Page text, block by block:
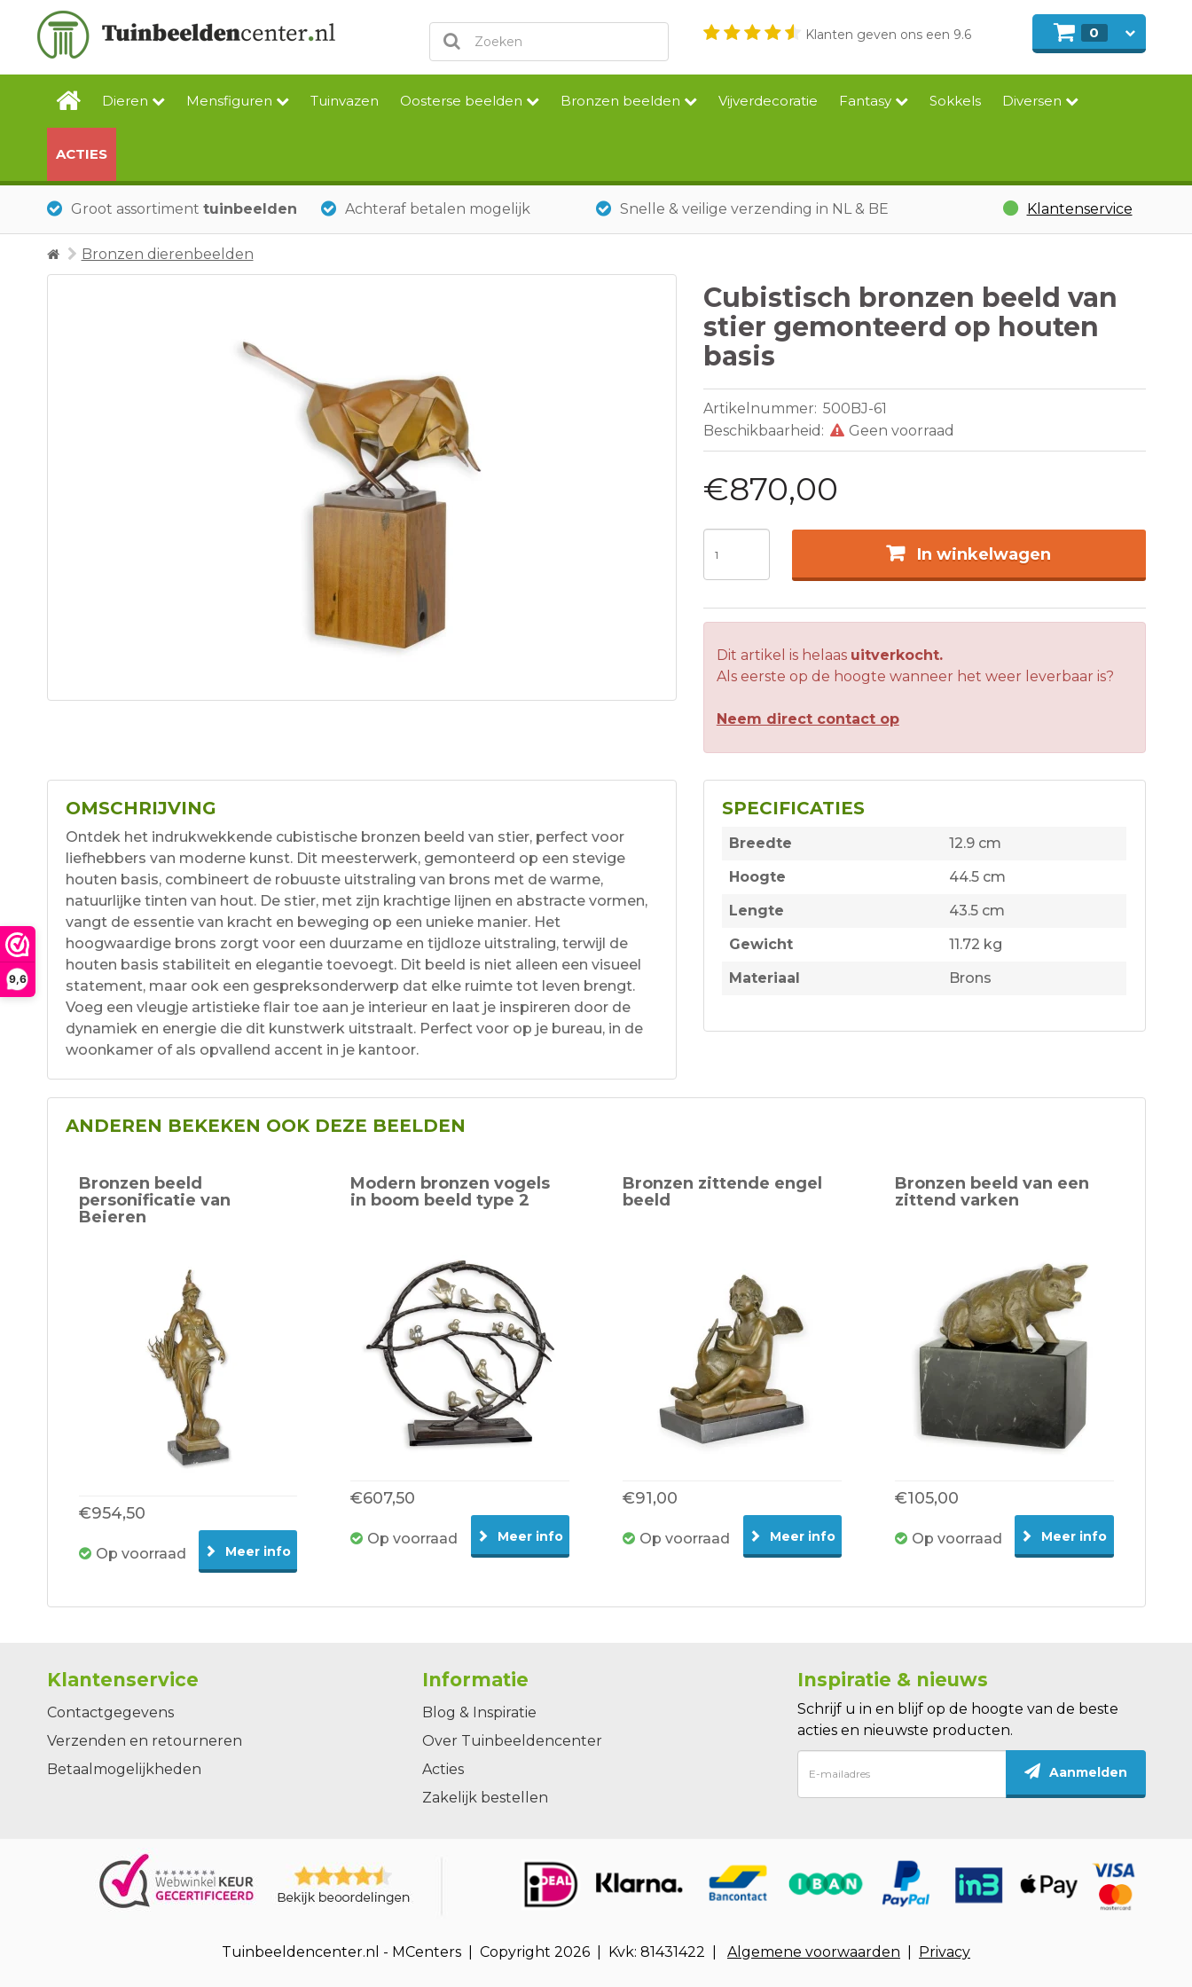
9,6
Klanten geven ons een 9.6 0
Dieren Mensfiguren Tuinvazen Oosterse beelden Bronzen beelden Vijverdecoratie Fantasy Sokkels Diversen
ACTIES
Groot assortiment tuinbeelden Achteraf betalen mogelijk Snelle & veilige verzending in NL & BE Klantenservice
Bronzen dierenbeelden
Cubistisch bronzen beeld van
stier gemonteerd op houten
basis
Artikelnummer: 500BJ-61
Beschikbaarheid:
Geen voorraad
€870,00
In winkelwagen
Dit artikel is helaas uitverkocht.
Als eerste op de hoogte wanneer het weer leverbaar is?
Neem direct contact op
OMSCHRIJVING
Ontdek het indrukwekkende cubistische bronzen beeld van stier, perfect voor
liefhebbers van moderne kunst. Dit meesterwerk, gemonteerd op een stevige
houten basis, combineert de robuuste uitstraling van brons met de warme,
natuurlijke tinten van hout. De stier, met zijn krachtige lijnen en abstracte vormen,
vangt de essentie van kracht en beweging op een unieke manier. Het
hoogwaardige brons zorgt voor een duurzame en tijdloze uitstraling, terwijl de
houten basis stabiliteit en elegantie toevoegt. Dit beeld is niet alleen een visueel
statement, maar ook een gespreksonderwerp dat elke ruimte tot leven brengt.
Voeg een vleugje artistieke flair toe aan je interieur en laat je inspireren door de
dynamiek en energie die dit kunstwerk uitstraalt. Perfect voor op je bureau, in de
woonkamer of als opvallend accent in je kantoor.
SPECIFICATIES
Breedte
12.9 cm
Hoogte
44.5 cm
Lengte
43.5 cm
Gewicht
11.72 kg
Materiaal
Brons
ANDEREN BEKEKEN OOK DEZE BEELDEN
Bronzen beeld
personificatie van
Beieren
€954,50
Op voorraad Meer info
Modern bronzen vogels
in boom beeld type 2
€607,50
Op voorraad Meer info
Bronzen zittende engel
beeld
€91,00
Op voorraad Meer info
Bronzen beeld van een
zittend varken
€105,00
Op voorraad Meer info
Klantenservice
Contactgegevens
Verzenden en retourneren
Betaalmogelijkheden
Informatie
Blog & Inspiratie
Over Tuinbeeldencenter
Acties
Zakelijk bestellen
Inspiratie & nieuws
Schrijf u in en blijf op de hoogte van de beste
acties en nieuwste producten.
Aanmelden
Tuinbeeldencenter.nl - MCenters | Copyright 2026 | Kvk: 81431422 | Algemene voorwaarden Privacy